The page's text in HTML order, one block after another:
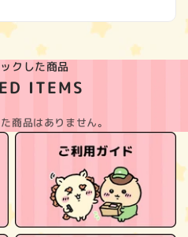
クした商品
ITEMS
商品はありません。